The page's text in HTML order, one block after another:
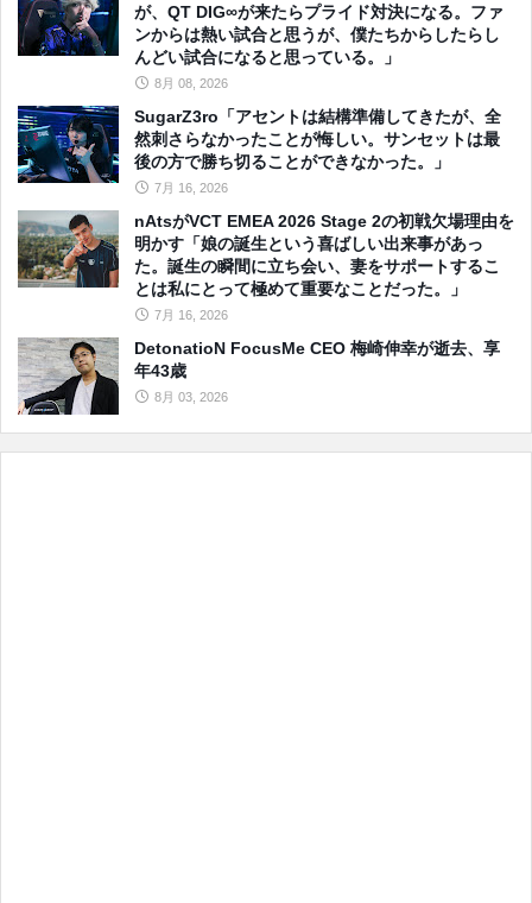
が、QT DIG∞が来たらプライド対決になる。ファ
ンからは熱い試合と思うが、僕たちからしたらし
んどい試合になると思っている。」
8月 08, 2026
SugarZ3ro「アセントは結構準備してきたが、全
然刺さらなかったことが悔しい。サンセットは最
後の方で勝ち切ることができなかった。」
7月 16, 2026
nAtsがVCT EMEA 2026 Stage 2の初戦欠場理由を
明かす「娘の誕生という喜ばしい出来事があっ
た。誕生の瞬間に立ち会い、妻をサポートするこ
とは私にとって極めて重要なことだった。」
7月 16, 2026
DetonatioN FocusMe CEO 梅崎伸幸が逝去、享
年43歳
8月 03, 2026